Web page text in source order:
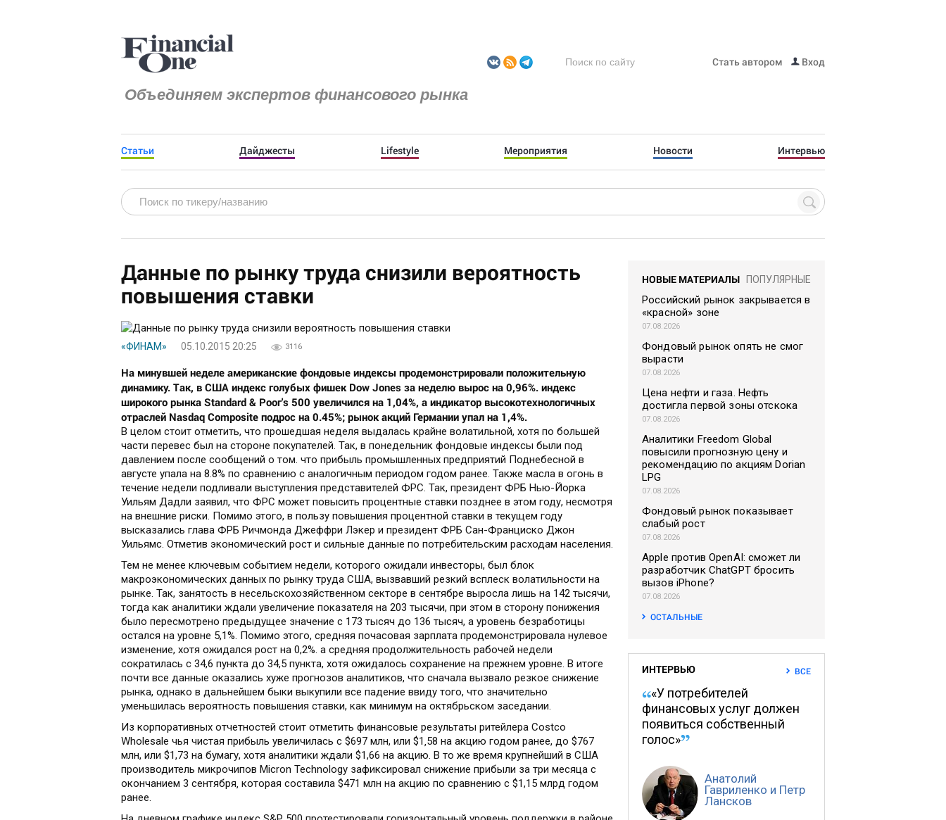
Объединяем экспертов финансового рынка
Стать автором Вход
Статьи Дайджесты Lifestyle Мероприятия Новости Интервью
Данные по рынку труда снизили вероятность
повышения ставки
«ФИНАМ» 05.10.2015 20:25 3116
На минувшей неделе американские фондовые индексы продемонстрировали положительную
динамику. Так, в США индекс голубых фишек Dow Jones за неделю вырос на 0,96%. индекс
широкого рынка Standard & Роог's 500 увеличился на 1,04%, а индикатор высокотехнологичных
отраслей Nasdaq Composite подрос на 0.45%; рынок акций Германии упал на 1,4%.
В целом стоит отметить, что прошедшая неделя выдалась крайне волатильной, хотя по большей
части перевес был на стороне покупателей. Так, в понедельник фондовые индексы были под
давлением после сообщений о том. что прибыль промышленных предприятий Поднебесной в
августе упала на 8.8% по сравнению с аналогичным периодом годом ранее. Также масла в огонь в
течение недели подливали выступления представителей ФРС. Так, президент ФРБ Нью-Йорка
Уильям Дадли заявил, что ФРС может повысить процентные ставки позднее в этом году, несмотря
на внешние риски. Помимо этого, в пользу повышения процентной ставки в текущем году
высказались глава ФРБ Ричмонда Джеффри Лэкер и президент ФРБ Сан-Франциско Джон
Уильямс. Отметив экономический рост и сильные данные по потребительским расходам населения.
Тем не менее ключевым событием недели, которого ожидали инвесторы, был блок
макроэкономических данных по рынку труда США, вызвавший резкий всплеск волатильности на
рынке. Так, занятость в несельскохозяйственном секторе в сентябре выросла лишь на 142 тысячи,
тогда как аналитики ждали увеличение показателя на 203 тысячи, при этом в сторону понижения
было пересмотрено предыдущее значение с 173 тысяч до 136 тысяч, а уровень безработицы
остался на уровне 5,1%. Помимо этого, средняя почасовая зарплата продемонстрировала нулевое
изменение, хотя ожидался рост на 0,2%. а средняя продолжительность рабочей недели
сократилась с 34,6 пункта до 34,5 пункта, хотя ожидалось сохранение на прежнем уровне. В итоге
почти все данные оказались хуже прогнозов аналитиков, что сначала вызвало резкое снижение
рынка, однако в дальнейшем быки выкупили все падение ввиду того, что значительно
уменьшилась вероятность повышения ставки, как минимум на октябрьском заседании.
Из корпоративных отчетностей стоит отметить финансовые результаты ритейлера Costco
Wholesale чья чистая прибыль увеличилась с $697 млн, или $1‚58 на акцию годом ранее, до $767
млн, или $1,73 на бумагу, хотя аналитики ждали $1,66 на акцию. В то же время крупнейший в США
производитель микрочипов Micron Technology зафиксировал снижение прибыли за три месяца с
окончанием 3 сентября‚ которая составила $471 млн на акцию по сравнению с $1,15 млрд годом
ранее.
НОВЫЕ МАТЕРИАЛЫ ПОПУЛЯРНЫЕ
Российский рынок закрывается в
«красной» зоне
07.08.2026
Фондовый рынок опять не смог
вырасти
07.08.2026
Цена нефти и газа. Нефть
достигла первой зоны отскока
07.08.2026
Аналитики Freedom Global
повысили прогнозную цену и
рекомендацию по акциям Dorian
LPG
07.08.2026
Фондовый рынок показывает
слабый рост
07.08.2026
Apple против OpenAI: сможет ли
разработчик ChatGPT бросить
вызов iPhone?
07.08.2026
ОСТАЛЬНЫЕ
ИНТЕРВЬЮ ВСЕ
«У потребителей
финансовых услуг должен
появиться собственный
голос»
Анатолий
Гавриленко и Петр
Лансков